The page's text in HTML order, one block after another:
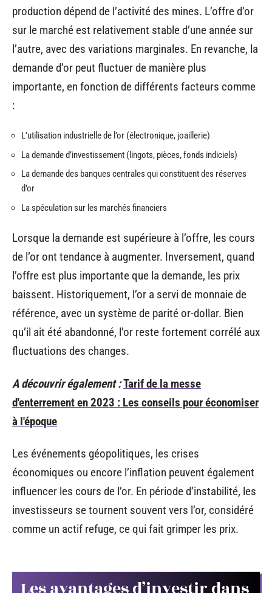
production dépend de l’activité des mines. L’offre d’or
sur le marché est relativement stable d’une année sur
l’autre, avec des variations marginales. En revanche, la
demande d’or peut fluctuer de manière plus
importante, en fonction de différents facteurs comme
:
L’utilisation industrielle de l’or (électronique, joaillerie)
La demande d’investissement (lingots, pièces, fonds indiciels)
La demande des banques centrales qui constituent des réserves
d’or
La spéculation sur les marchés financiers
Lorsque la demande est supérieure à l’offre, les cours
de l’or ont tendance à augmenter. Inversement, quand
l’offre est plus importante que la demande, les prix
baissent. Historiquement, l’or a servi de monnaie de
référence, avec un système de parité or-dollar. Bien
qu’il ait été abandonné, l’or reste fortement corrélé aux
fluctuations des changes.
A découvrir également :Tarif de la messe
d'enterrement en 2023 : Les conseils pour économiser
à l'époque
Les événements géopolitiques, les crises
économiques ou encore l’inflation peuvent également
influencer les cours de l’or. En période d’instabilité, les
investisseurs se tournent souvent vers l’or, considéré
comme un actif refuge, ce qui fait grimper les prix.